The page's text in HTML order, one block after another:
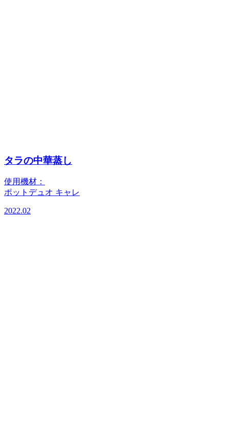
タラの中華蒸し
使用機材：
ポットデュオ キャレ
2022.02